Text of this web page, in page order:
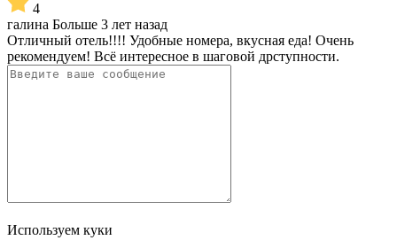
4
галина Больше 3 лет назад
Отличный отель!!!! Удобные номера, вкусная еда! Очень
рекомендуем! Всё интересное в шаговой дрступности.
Используем куки